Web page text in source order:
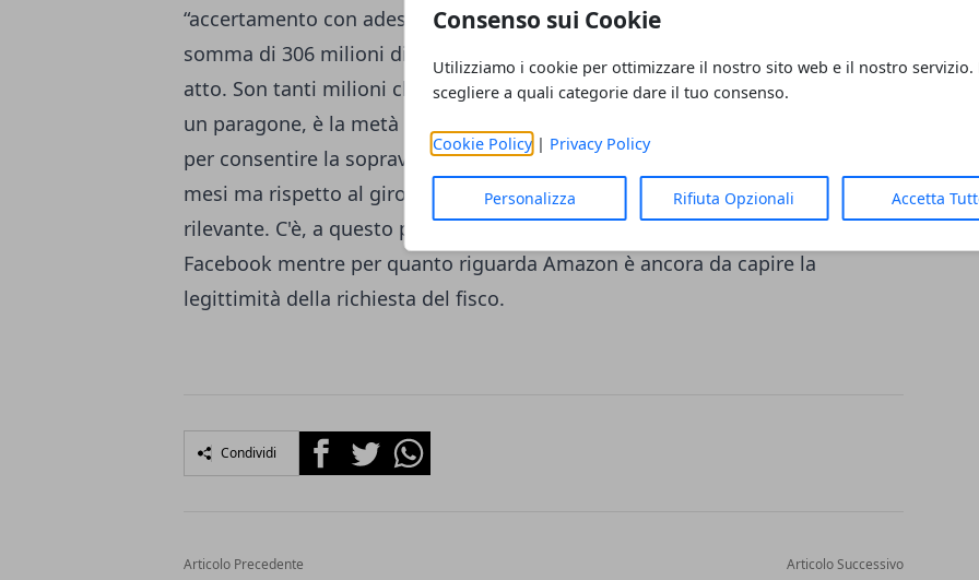
Consenso sui Cookie
Utilizziamo i cookie per ottimizzare il nostro sito web e il nostro servizio.
scegliere a quali categorie dare il tuo consenso.
Cookie Policy| Privacy Policy
Personalizza Rifiuta Opzionali Accetta
“accertamento con adesione” e verserà nelle casse erariali italiane una
somma di 306 milioni di Euro con la quale chiuderà ogni contenzioso in
atto. Son tanti milioni che entreranno nelle casse del Fisco italiano, per fare
un paragone, è la metà del prestito ponte stanziato dal Governo Gentiloni
per consentire la sopravvivenza e operatività di Alitalia per i prossimi sei
mesi ma rispetto al giro d’affari di Google non è una somma molto
rilevante. C'è, a questo punto, da attendersi un’analoga chiusura anche per
Facebook mentre per quanto riguarda Amazon è ancora da capire la
legittimità della richiesta del fisco.
Condividi FacebookTwitterWhatsapp
Articolo Precedente Articolo Successivo